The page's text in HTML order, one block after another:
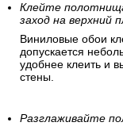
Клейте
заход на верхний
Виниловые обои
допускается
удобнее клеить и
стены.
Разглаживайте